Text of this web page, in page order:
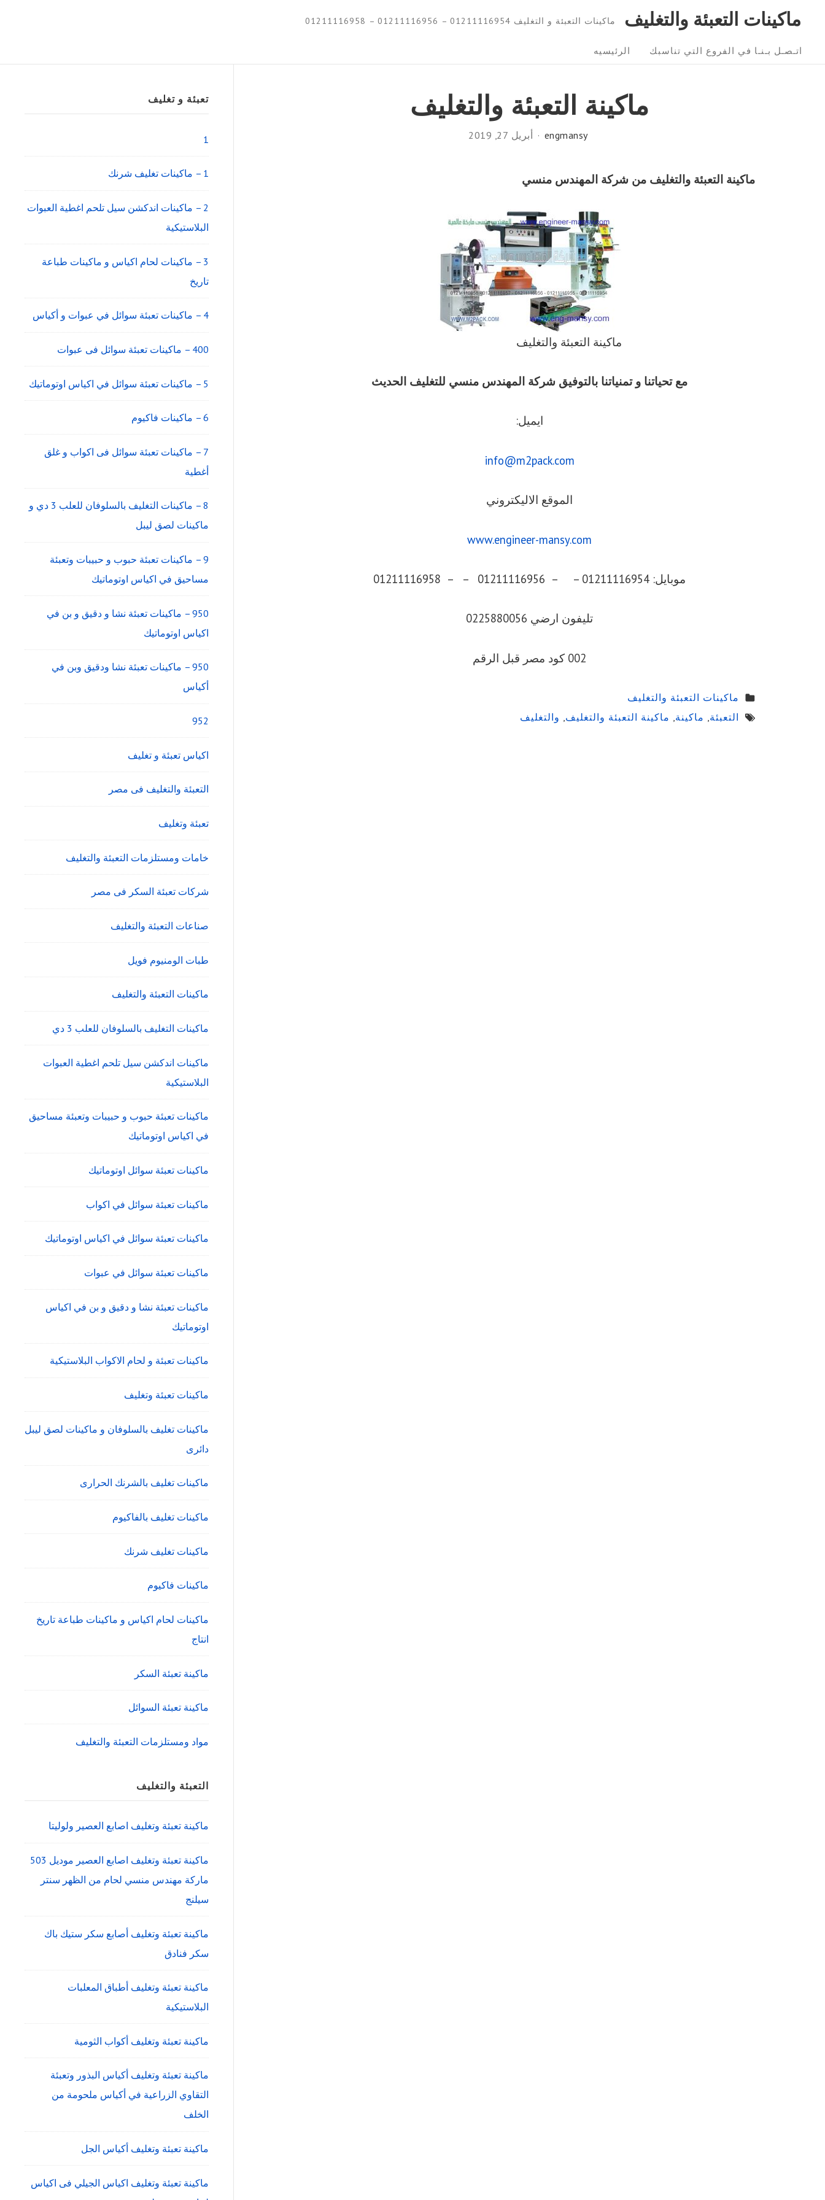
content
ماكينات التعبئة والتغليف ماكينات التعبئة و التغليف 01211116954 – 01211116956 – 01211116958
Site
Navigation
اتـصـل بـنـا في الفروع التي تناسبك الرئيسيه
‏‏ماكينة التعبئة والتغليف
engmansy أبريل 27, 2019
‏‏ماكينة التعبئة والتغليف من شركة المهندس منسي
‏‏ماكينة التعبئة والتغليف
مع تحياتنا و تمنياتنا بالتوفيق شركة المهندس منسي للتغليف الحديث
ايميل:
info@m2pack.com
الموقع الاليكتروني
www.engineer-mansy.com
موبايل: 01211116954 – – 01211116956 – – 01211116958
تليفون ارضي 0225880056
002 كود مصر قبل الرقم
ماكينات التعبئة والتغليف
التعبئة, ماكينة, ماكينة التعبئة والتغليف, والتغليف
Sidebar
Widget
Area
تعبئة و تغليف
1
1 – ماكينات تغليف شرنك
2 – ماكينات اندكشن سيل تلحم اغطية العبوات
البلاستيكية
3 – ماكينات لحام اكياس و ماكينات طباعة
تاريخ
4 – ماكينات تعبئة سوائل في عبوات و أكياس
400 – ماكينات تعبئة سوائل فى عبوات
5 – ماكينات تعبئة سوائل في اكياس اوتوماتيك
6 – ماكينات فاكيوم
7 – ماكينات تعبئة سوائل فى اكواب و غلق
أغطية
8 – ماكينات التغليف بالسلوفان للعلب 3 دي و
ماكينات لصق ليبل
9 – ماكينات تعبئة حبوب و حبيبات وتعبئة
مساحيق في اكياس اوتوماتيك
950 – ماكينات تعبئة نشا و دقيق و بن في
اكياس اوتوماتيك
950 – ماكينات تعبئة نشا ودقيق وبن في
أكياس
952
اكياس تعبئة و تغليف
التعبئة والتغليف فى مصر
تعبئة وتغليف
خامات ومستلزمات التعبئة والتغليف
شركات تعبئة السكر فى مصر
صناعات التعبئة والتغليف
طبات الومنيوم فويل
ماكينات التعبئة والتغليف
ماكينات التغليف بالسلوفان للعلب 3 دي
ماكينات اندكشن سيل تلحم اغطية العبوات
البلاستيكية
ماكينات تعبئة حبوب و حبيبات وتعبئة مساحيق
في اكياس اوتوماتيك
ماكينات تعبئة سوائل اوتوماتيك
ماكينات تعبئة سوائل في اكواب
ماكينات تعبئة سوائل في اكياس اوتوماتيك
ماكينات تعبئة سوائل في عبوات
ماكينات تعبئة نشا و دقيق و بن في اكياس
اوتوماتيك
ماكينات تعبئة و لحام الاكواب البلاستيكية
ماكينات تعبئة وتغليف
ماكينات تغليف بالسلوفان و ماكينات لصق ليبل
دائرى
ماكينات تغليف بالشرنك الحرارى
ماكينات تغليف بالفاكيوم
ماكينات تغليف شرنك
ماكينات فاكيوم
ماكينات لحام اكياس و ماكينات طباعة تاريخ
انتاج
ماكينة تعبئة السكر
ماكينة تعبئة السوائل
مواد ومستلزمات التعبئة والتغليف
التعبئة والتغليف
ماكينة تعبئة وتغليف اصابع العصير ولوليتا
ماكينة تعبئة وتغليف اصابع العصير موديل 503
ماركة مهندس منسي لحام من الظهر سنتر
سيلنج
ماكينة تعبئة وتغليف أصابع سكر ستيك باك
سكر فنادق
ماكينة تعبئة وتغليف أطباق المعلبات
البلاستيكية
ماكينة تعبئة وتغليف أكواب الثومية
ماكينة تعبئة وتغليف أكياس البذور وتعبئة
التقاوي الزراعية في أكياس ملحومة من
الخلف
ماكينة تعبئة وتغليف أكياس الجل
ماكينة تعبئة وتغليف اكياس الجيلي فى اكياس